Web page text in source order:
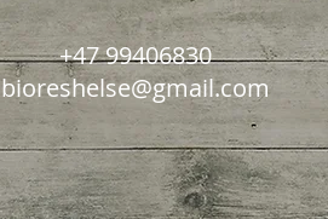
+47 99406830
bioreshelse@gmail.com